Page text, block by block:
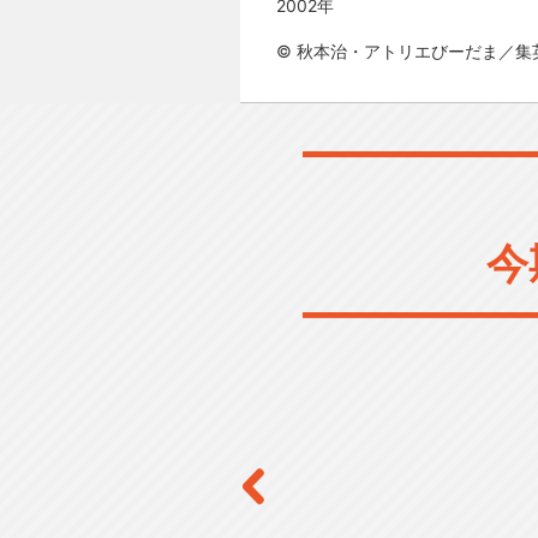
2002年
© 秋本治・アトリエびーだま／集